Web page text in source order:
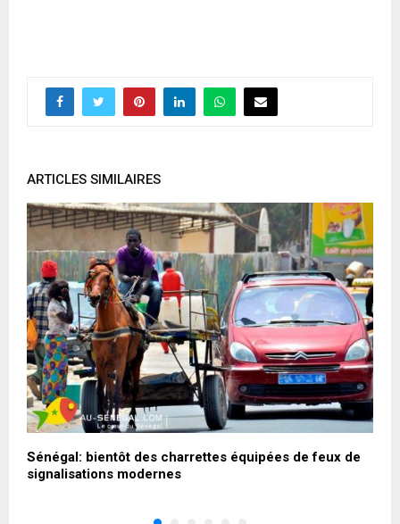
ARTICLES SIMILAIRES
Sénégal: bientôt des charrettes équipées de feux de
signalisations modernes